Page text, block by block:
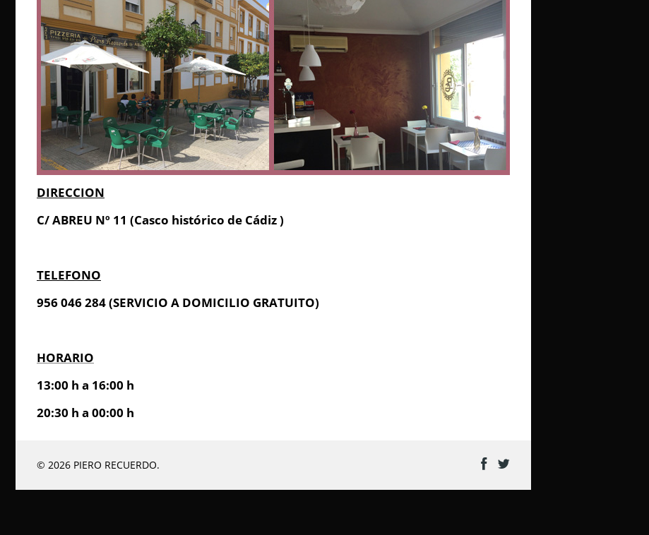
DIRECCION
C/ ABREU Nº 11 (Casco histórico de Cádiz )
TELEFONO
956 046 284 (SERVICIO A DOMICILIO GRATUITO)
HORARIO
13:00 h a 16:00 h
20:30 h a 00:00 h
Enviar Mensaje
© 2026 PIERO RECUERDO.